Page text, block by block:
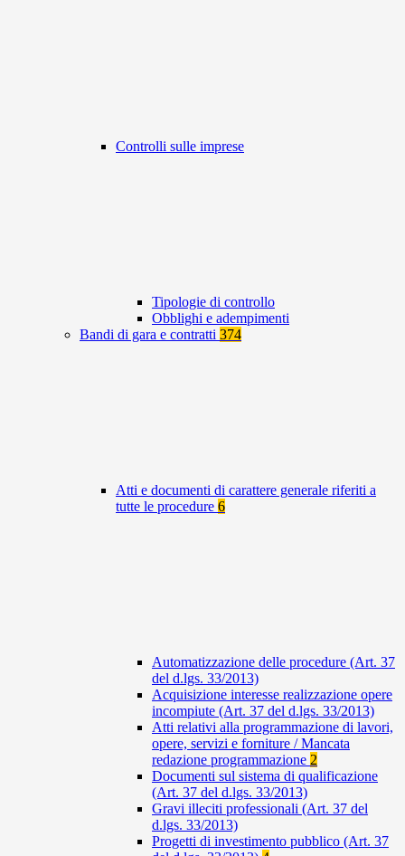
Controlli sulle imprese
Tipologie di controllo
Obblighi e adempimenti
Bandi di gara e contratti 374
Atti e documenti di carattere generale riferiti a
tutte le procedure 6
Automatizzazione delle procedure (Art. 37
del d.lgs. 33/2013)
Acquisizione interesse realizzazione opere
incompiute (Art. 37 del d.lgs. 33/2013)
Atti relativi alla programmazione di lavori,
opere, servizi e forniture / Mancata
redazione programmazione 2
Documenti sul sistema di qualificazione
(Art. 37 del d.lgs. 33/2013)
Gravi illeciti professionali (Art. 37 del
d.lgs. 33/2013)
Progetti di investimento pubblico (Art. 37